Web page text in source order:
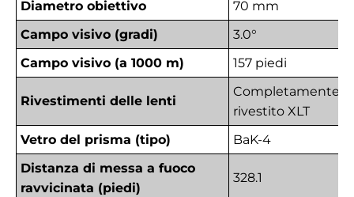
Diametro obiettivo 70 mm
Campo visivo (gradi)
3.0°
Campo visivo (a 1000 m)
157 piedi
Rivestimenti delle lenti
Completamente
rivestito XLT
Vetro del prisma (tipo)
BaK-4
Distanza di messa a fuoco
ravvicinata (piedi)
328.1